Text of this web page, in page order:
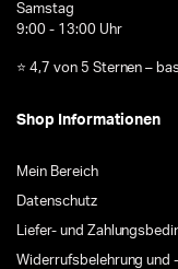
Samstag
9:00 - 13:00 Uhr
⭐ 4,7 von 5 Sternen –
Shop Informationen
Mein Bereich
Datenschutz
Liefer- und
Widerrufsbelehrung und